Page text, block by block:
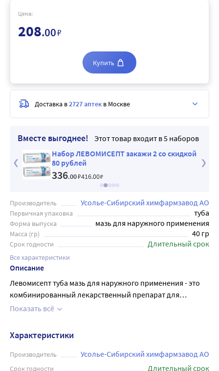
Вместе выгоднее!
Этот товар входит в 5 наборов
Набор ЛЕВОМИСЕПТ закажи 2 со скидкой
80 рублей
336.00 ₽416.00₽
Производитель Усолье-Сибирский химфармзавод АО
Первичная упаковка туба
Форма выпуска мазь для наружного применения
Масса (гр) 40 гр
Срок годности Длительный срок
Все характеристики
Описание
Левомисепт туба мазь для наружного применения - это
комбинированный лекарственный препарат для
наружного применения, оказывает
противомикробное действие, активен в отношении
грамположительных и грамотрицательных
микроорганизмов (стафилококков, синегнойных и
кишечных палочек). Легко проникает в глубь тканей без
Показать всё
Цена:
208.00₽
Купить
Доставка в2727 аптек в Москве
Характеристики
Производитель Усолье-Сибирский химфармзавод АО
Срок годности Длительный срок